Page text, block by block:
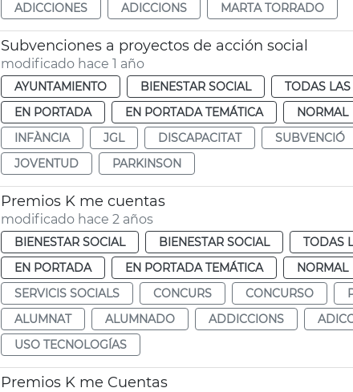
ADICCIONES
ADICCIONS MARTA TORRADO
Subvenciones a proyectos de acción social
modificado hace 1 año
AYUNTAMIENTO BIENESTAR SOCIAL TODAS
EN PORTADA
EN PORTADA TEMÁTICA NORMAL
INFÀNCIA
JGL DISCAPACITAT SUBVENCIÓ
JOVENTUD
PARKINSON
Premios K me cuentas
modificado hace 2 años
BIENESTAR SOCIAL BIENESTAR SOCIAL TODAS
EN PORTADA
EN PORTADA TEMÁTICA NORMAL
SERVICIS SOCIALS
CONCURS CONCURSO
ALUMNAT
ALUMNADO ADDICCIONS
USO TECNOLOGÍAS
Premios K me Cuentas